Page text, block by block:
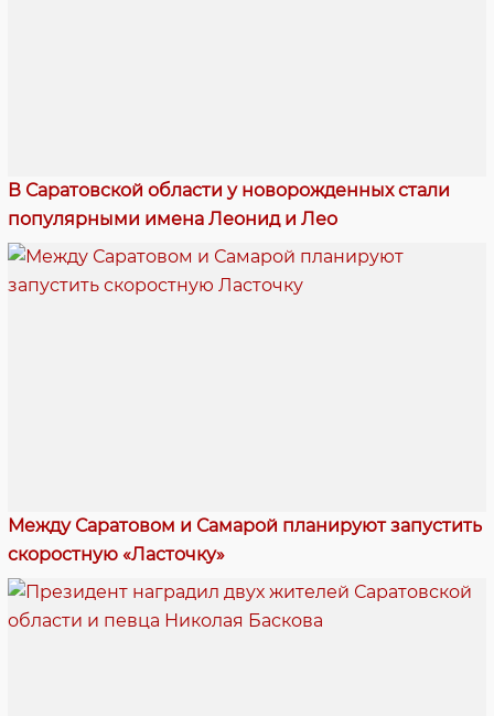
В Саратовской области у новорожденных стали
популярными имена Леонид и Лео
Между Саратовом и Самарой планируют запустить
скоростную «Ласточку»